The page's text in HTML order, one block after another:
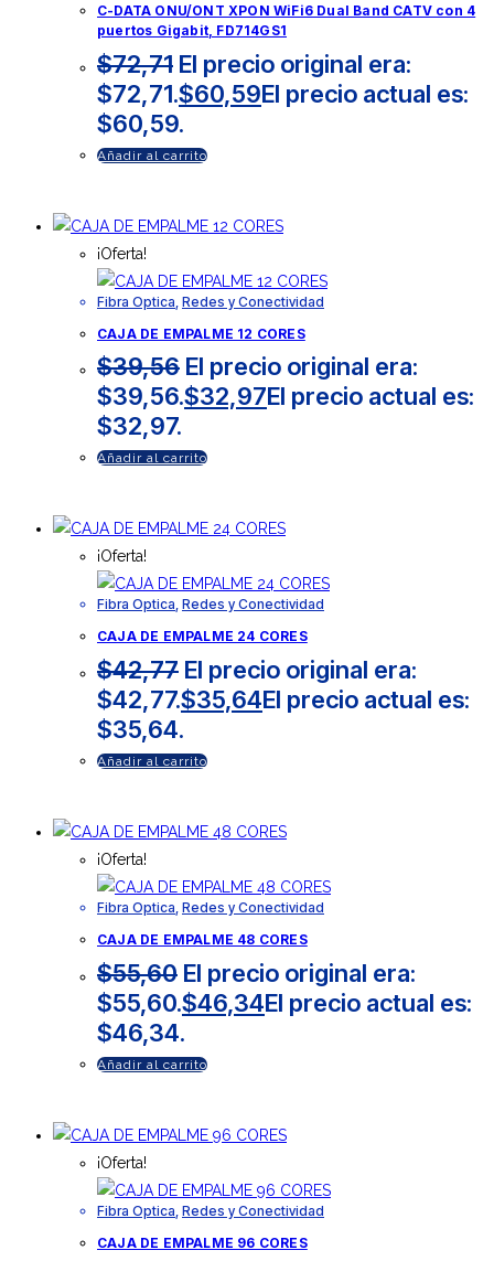
C-DATA ONU/ONT XPON WiFi6 Dual Band CATV con 4
puertos Gigabit, FD714GS1
$72,71 El precio original era:
$72,71.$60,59El precio actual es:
$60,59.
Añadir al carrito
¡Oferta!
Fibra Optica Redes y Conectividad
CAJA DE EMPALME 12 CORES
$39,56 El precio original era:
$39,56.$32,97El precio actual es:
$32,97.
Añadir al carrito
¡Oferta!
Fibra Optica, Redes y Conectividad
CAJA DE EMPALME 24 CORES
$42,77 El precio original era:
$42,77.$35,64El precio actual es:
$35,64.
Añadir al carrito
¡Oferta!
Fibra Optica, Redes y Conectividad
CAJA DE EMPALME 48 CORES
$55,60 El precio original era:
$55,60.$46,34El precio actual es:
$46,34.
Añadir al carrito
¡Oferta!
Fibra Optica, Redes y Conectividad
CAJA DE EMPALME 96 CORES